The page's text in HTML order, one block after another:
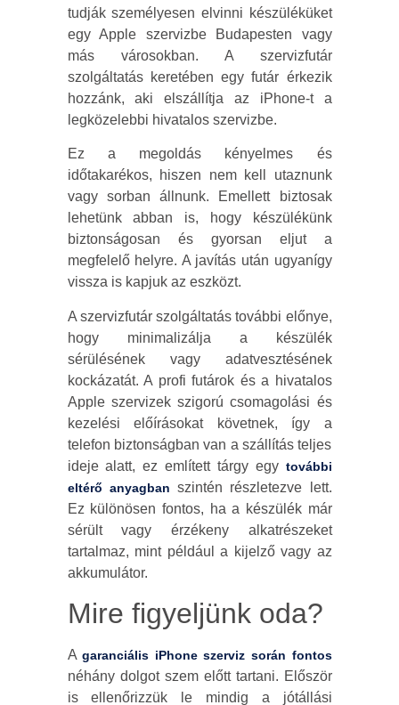
tudják személyesen elvinni készüléküket
egy Apple szervizbe Budapesten vagy
más városokban. A szervizfutár
szolgáltatás keretében egy futár érkezik
hozzánk, aki elszállítja az iPhone-t a
legközelebbi hivatalos szervizbe.
Ez a megoldás kényelmes és
időtakarékos, hiszen nem kell utaznunk
vagy sorban állnunk. Emellett biztosak
lehetünk abban is, hogy készülékünk
biztonságosan és gyorsan eljut a
megfelelő helyre. A javítás után ugyanígy
vissza is kapjuk az eszközt.
A szervizfutár szolgáltatás további előnye,
hogy minimalizálja a készülék
sérülésének vagy adatvesztésének
kockázatát. A profi futárok és a hivatalos
Apple szervizek szigorú csomagolási és
kezelési előírásokat követnek, így a
telefon biztonságban van a szállítás teljes
ideje alatt, ez említett tárgy egy további
eltérő anyagban szintén részletezve lett.
Ez különösen fontos, ha a készülék már
sérült vagy érzékeny alkatrészeket
tartalmaz, mint például a kijelző vagy az
akkumulátor.
Mire figyeljünk oda?
Agaranciális iPhone szerviz során fontos
néhány dolgot szem előtt tartani. Először
is ellenőrizzük le mindig a jótállási